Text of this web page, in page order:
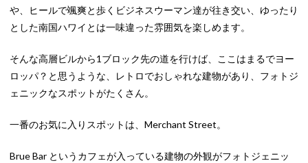
や、ヒールで颯爽と歩くビジネスウーマン達が往き交い、ゆったり
とした南国ハワイとは一味違った雰囲気を楽しめます。
そんな高層ビルから1ブロック先の道を行けば、ここはまるでヨー
ロッパ？と思うような、レトロでおしゃれな建物があり、フォトジ
ェニックなスポットがたくさん。
一番のお気に入りスポットは、Merchant Street。
Brue Bar というカフェが入っている建物の外観がフォトジェニッ